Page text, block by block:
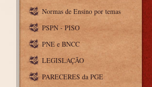
Normas de Ensino por temas
PSPN - PISO
PNE e BNCC
LEGISLAÇÃO
PARECERES da PGE